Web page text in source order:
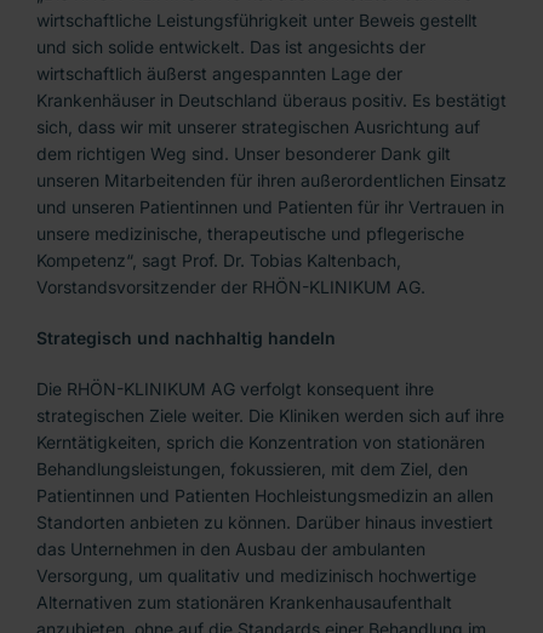
wirtschaftliche Leistungsführigkeit unter Beweis gestellt
und sich solide entwickelt. Das ist angesichts der
wirtschaftlich äußerst angespannten Lage der
Krankenhäuser in Deutschland überaus positiv. Es bestätigt
sich, dass wir mit unserer strategischen Ausrichtung auf
dem richtigen Weg sind. Unser besonderer Dank gilt
unseren Mitarbeitenden für ihren außerordentlichen Einsatz
und unseren Patientinnen und Patienten für ihr Vertrauen in
unsere medizinische, therapeutische und pflegerische
Kompetenz“, sagt Prof. Dr. Tobias Kaltenbach,
Vorstandsvorsitzender der RHÖN-KLINIKUM AG.
Strategisch und nachhaltig handeln
Die RHÖN-KLINIKUM AG verfolgt konsequent ihre
strategischen Ziele weiter. Die Kliniken werden sich auf ihre
Kerntätigkeiten, sprich die Konzentration von stationären
Behandlungsleistungen, fokussieren, mit dem Ziel, den
Patientinnen und Patienten Hochleistungsmedizin an allen
Standorten anbieten zu können. Darüber hinaus investiert
das Unternehmen in den Ausbau der ambulanten
Versorgung, um qualitativ und medizinisch hochwertige
Alternativen zum stationären Krankenhausaufenthalt